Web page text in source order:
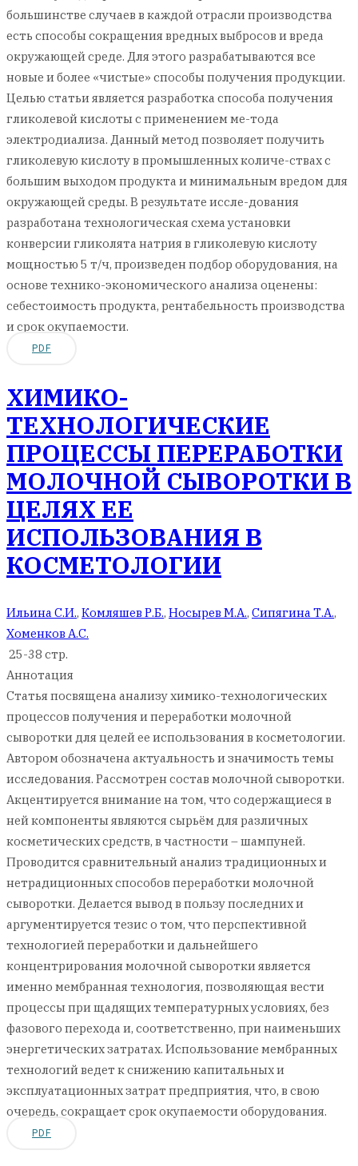
большинстве случаев в каждой отрасли производства
есть способы сокращения вредных выбросов и вреда
окружающей среде. Для этого разрабатываются все
новые и более «чистые» способы получения продукции.
Целью статьи является разработка способа получения
гликолевой кислоты с применением ме-тода
электродиализа. Данный метод позволяет получить
гликолевую кислоту в промышленных количе-ствах с
большим выходом продукта и минимальным вредом для
окружающей среды. В результате иссле-дования
разработана технологическая схема установки
конверсии гликолята натрия в гликолевую кислоту
мощностью 5 т/ч, произведен подбор оборудования, на
основе технико-экономического анализа оценены:
себестоимость продукта, рентабельность производства
и срок окупаемости.
PDF
ХИМИКО-
ТЕХНОЛОГИЧЕСКИЕ
ПРОЦЕССЫ ПЕРЕРАБОТКИ
МОЛОЧНОЙ СЫВОРОТКИ В
ЦЕЛЯХ ЕЕ
ИСПОЛЬЗОВАНИЯ В
КОСМЕТОЛОГИИ
Ильина С.И., Комляшев Р.Б., Носырев М.А., Сипягина Т.А.,
Хоменков А.С.
25-38 стр.
Аннотация
Статья посвящена анализу химико-технологических
процессов получения и переработки молочной
сыворотки для целей ее использования в косметологии.
Автором обозначена актуальность и значимость темы
исследования. Рассмотрен состав молочной сыворотки.
Акцентируется внимание на том, что содержащиеся в
ней компоненты являются сырьём для различных
косметических средств, в частности – шампуней.
Проводится сравнительный анализ традиционных и
нетрадиционных способов переработки молочной
сыворотки. Делается вывод в пользу последних и
аргументируется тезис о том, что перспективной
технологией переработки и дальнейшего
концентрирования молочной сыворотки является
именно мембранная технология, позволяющая вести
процессы при щадящих температурных условиях, без
фазового перехода и, соответственно, при наименьших
энергетических затратах. Использование мембранных
технологий ведет к снижению капитальных и
эксплуатационных затрат предприятия, что, в свою
очередь, сокращает срок окупаемости оборудования.
PDF